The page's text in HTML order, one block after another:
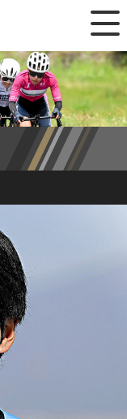
×
は